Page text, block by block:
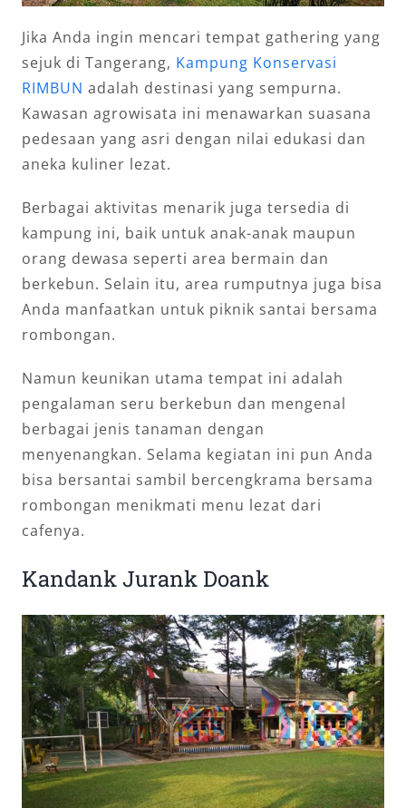
Jika Anda ingin mencari tempat gathering yang
sejuk di Tangerang, Kampung Konservasi
RIMBUN adalah destinasi yang sempurna.
Kawasan agrowisata ini menawarkan suasana
pedesaan yang asri dengan nilai edukasi dan
aneka kuliner lezat.
Berbagai aktivitas menarik juga tersedia di
kampung ini, baik untuk anak-anak maupun
orang dewasa seperti area bermain dan
berkebun. Selain itu, area rumputnya juga bisa
Anda manfaatkan untuk piknik santai bersama
rombongan.
Namun keunikan utama tempat ini adalah
pengalaman seru berkebun dan mengenal
berbagai jenis tanaman dengan
menyenangkan. Selama kegiatan ini pun Anda
bisa bersantai sambil bercengkrama bersama
rombongan menikmati menu lezat dari
cafenya.
Kandank Jurank Doank